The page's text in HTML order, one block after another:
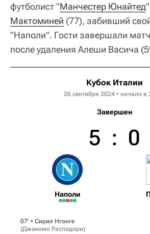
футболист "Манчестер Юнайтед"
Мактоминей (77), забивший
"Наполи". Гости завершали
после удаления Алеши Васича
Кубок Италии
26 сентября 2024 • начало в
Завершен
Наполи
5 : 0
07‎’‎ • Сирил Нгонге
(Джакомо Распадори)